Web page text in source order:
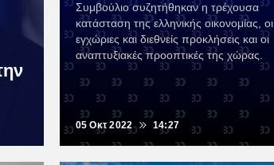
Συμβούλιο συζητήθηκαν η τρέχουσα
κατάσταση της ελληνικής οικονομίας, οι
εγχώριες και διεθνείς προκλήσεις και οι
αναπτυξιακές προοπτικές της χώρας.
05 Οκτ 2022 14:27